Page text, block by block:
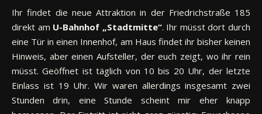
Ihr findet die neue Attraktion in der Friedrichstraße 185
direkt am U-Bahnhof „Stadtmitte“. Ihr müsst dort durch
eine Tür in einen Innenhof, am Haus findet ihr bisher keinen
Hinweis, aber einen Aufsteller, der euch zeigt, wo ihr rein
müsst. Geöffnet ist täglich von 10 bis 20 Uhr, der letzte
Einlass ist 19 Uhr. Wir waren allerdings insgesamt zwei
Stunden drin, eine Stunde scheint mir eher knapp